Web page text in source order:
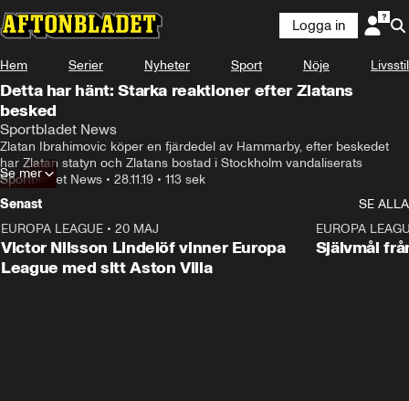
Logga in
Hem Serier Nyheter Sport Nöje Livsstil
Detta har hänt: Starka reaktioner efter Zlatans
besked
Sportbladet News
Zlatan Ibrahimovic köper en fjärdedel av Hammarby, efter beskedet
har Zlatan statyn och Zlatans bostad i Stockholm vandaliserats
Sportbladet News • 28.11.19 • 113 sek
Se mer
Senast
SE ALLA
EUROPA LEAGUE • 20 MAJ
Victor Nilsson Lindelöf vinner Europa
League med sitt Aston Villa
EUROPA
Självmål